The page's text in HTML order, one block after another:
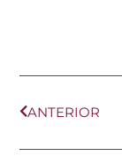
ANTERIOR